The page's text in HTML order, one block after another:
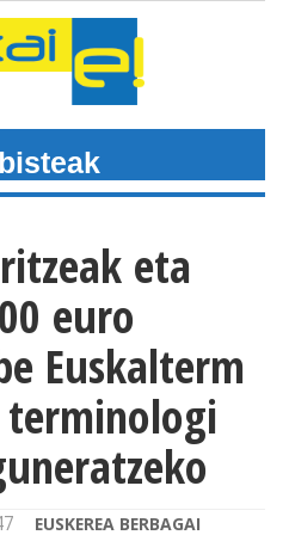
eta
euro
Euskalterm
terminologi
EUSKEREA BERBAGAI